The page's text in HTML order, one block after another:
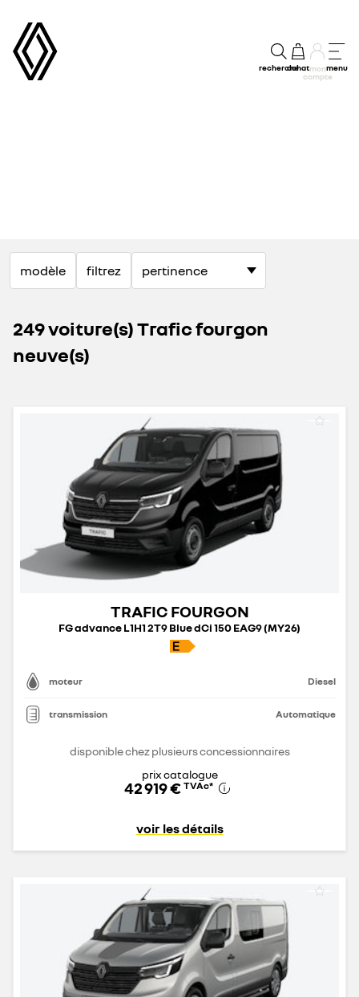
rechercheachatmon
compte
menu
modèle filtrez
249 voiture(s) Trafic fourgon
neuve(s)
TRAFIC FOURGON
FG advance L1H1 2T9 Blue dCi 150 EAG9 (MY26)
moteur Diesel
transmission Automatique
disponible chez plusieurs concessionnaires
prix catalogue
42 919 € TVAc*
voir les détails